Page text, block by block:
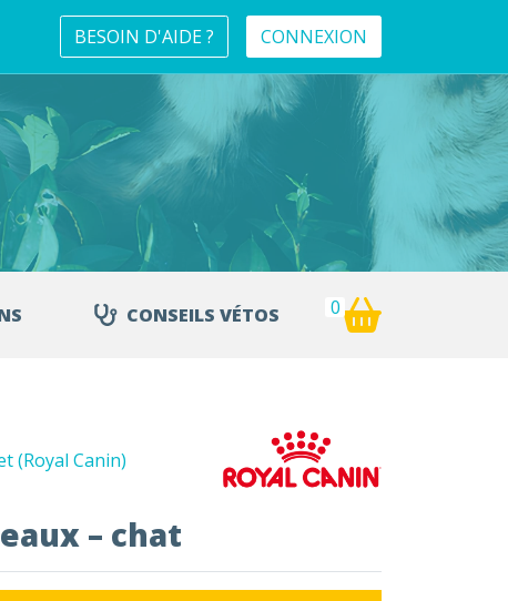
BESOIN D'AIDE ? CONNEXION
CONSEILS VÉTOS 0
(Royal Canin)
– chat